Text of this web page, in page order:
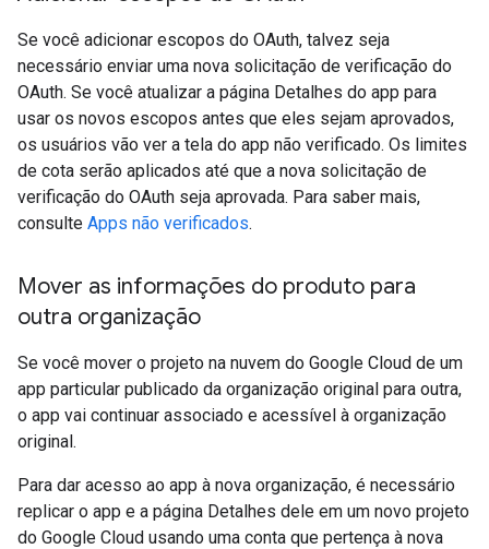
Se você adicionar escopos do OAuth, talvez seja
necessário enviar uma nova solicitação de verificação do
OAuth. Se você atualizar a página Detalhes do app para
usar os novos escopos antes que eles sejam aprovados,
os usuários vão ver a tela do app não verificado. Os limites
de cota serão aplicados até que a nova solicitação de
verificação do OAuth seja aprovada. Para saber mais,
consulte Apps não verificados.
Mover as informações do produto para
outra organização
Se você mover o projeto na nuvem do Google Cloud de um
app particular publicado da organização original para outra,
o app vai continuar associado e acessível à organização
original.
Para dar acesso ao app à nova organização, é necessário
replicar o app e a página Detalhes dele em um novo projeto
do Google Cloud usando uma conta que pertença à nova